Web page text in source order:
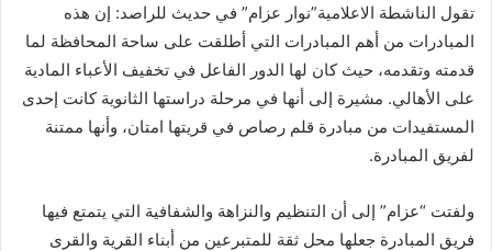
تقول الناشطة الاعلامية”نوار عزام” في حديث للراصد: إن هذه
المبادرات من أهم المبادرات التي أطلقت على ساحة المحافظة لما
قدمته وتقدمه، حيث كان لها الدور الفاعل في تخفيف الأعباء المادية
على الأهالي. مشيرة إلى أنها في مرحلة دراستها الثانوية كانت إحدى
المستفيدات من مبادرة قلم رصاص في قريتها امتان، وأنها ممتنة
لفريق المبادرة.
ولفتت “عزام” إلى أن التنظيم والنزاهة والشفافية التي يتمتع فيها
فريق المبادرة جعلها محل ثقة للمتبرعين من أبناء القرية والقرى